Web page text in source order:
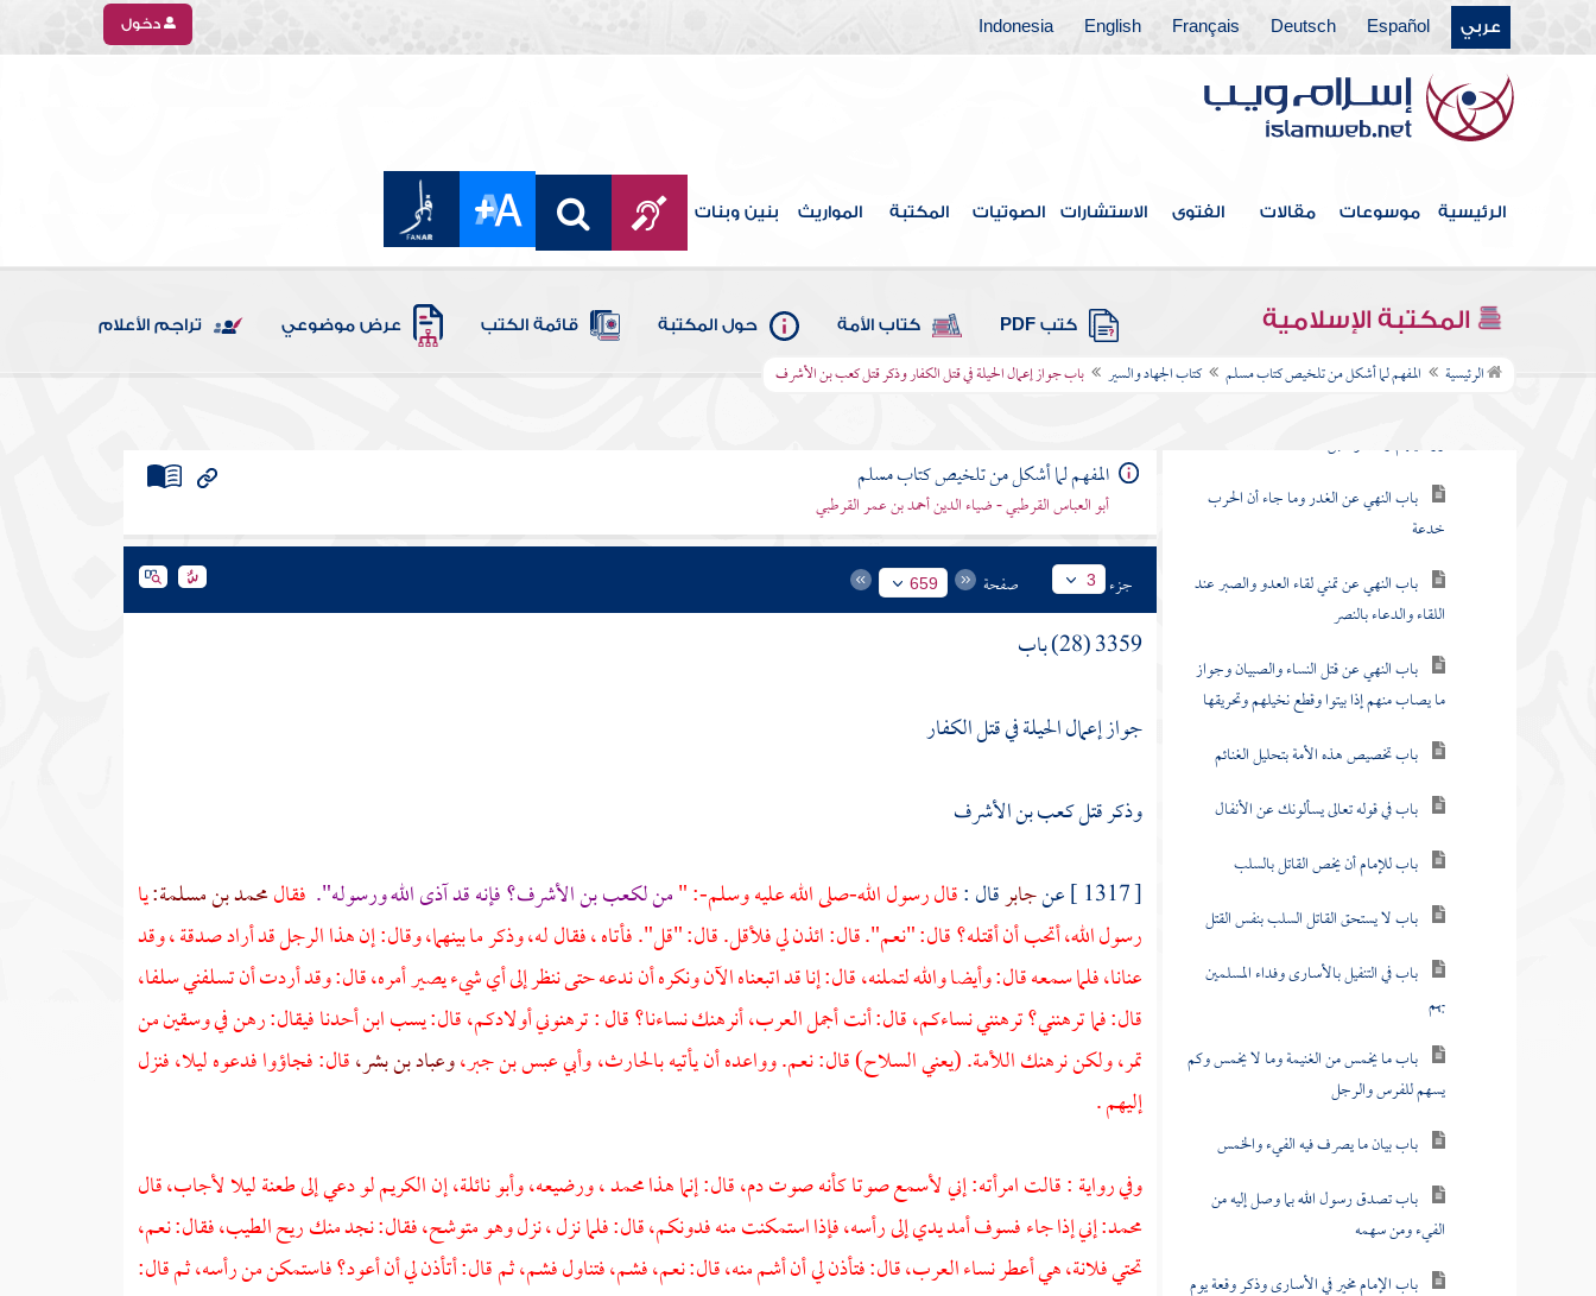
عربي Español
Deutsch
Français
English
Indonesia دخول
الرئيسية موسوعات مقالات الفتوى الاستشارات الصوتيات المكتبة المواريث بنين وبنات
المكتبة الإسلامية كتب PDF كتاب الأمة حول المكتبة قائمة الكتب عرض موضوعي تراجم الأعلام
الرئيسية المفهم لما أشكل من تلخيص كتاب مسلم كتاب الجهاد والسير باب جواز إعمال الحيلة في قتل الكفار وذكر قتل كعب بن الأشرف
أبواب كسوف الشمس والقمر
كتاب الجنائز
كتاب الزكاة
كتاب الصوم
أبواب الاعتكاف وليلة القدر
كتاب الحج
كتاب الجهاد والسير
ووصيتهم والدعوة قبل القتال
باب النهي عن الغدر وما جاء أن الحرب
خدعة
باب النهي عن تمني لقاء العدو والصبر عند
اللقاء والدعاء بالنصر
باب النهي عن قتل النساء والصبيان وجواز
ما يصاب منهم إذا بيتوا وقطع نخيلهم وتحريقها
باب تخصيص هذه الأمة بتحليل الغنائم
باب في قوله تعالى يسألونك عن الأنفال
باب للإمام أن يخص القاتل بالسلب
باب لا يستحق القاتل السلب بنفس القتل
باب في التنفيل بالأسارى وفداء المسلمين
بهم
باب ما يخمس من الغنيمة وما لا يخمس وكم
يسهم للفرس والرجل
باب بيان ما يصرف فيه الفيء والخمس
باب تصدق رسول الله بما وصل إليه من
الفيء ومن سهمه
باب الإمام مخير في الأسارى وذكر وقعة يوم
المفهم لما أشكل من تلخيص كتاب مسلم
أبو العباس القرطبي - ضياء الدين أحمد بن عمر القرطبي
جزء 3 صفحة 659
3359 (28) باب
جواز إعمال الحيلة في قتل الكفار
وذكر قتلكعب بن الأشرف
[ 1317 ] عن
جابرقال :قال رسول الله-صلى الله عليه وسلم-: "منلكعب بن الأشرف؟فإنه قد آذى الله ورسوله". فقالمحمد بن مسلمة:يا
رسول الله، أتحب أن أقتله؟ قال: "نعم". قال: ائذن لي فلأقل. قال: "قل". فأتاه ، فقال له، وذكر ما بينهما، وقال: إن هذا الرجل قد أراد صدقة ، وقد
عنانا، فلما سمعه قال: وأيضا والله لتملنه، قال: إنا قد اتبعناه الآن ونكره أن ندعه حتى ننظر إلى أي شيء يصير أمره، قال: وقد أردت أن تسلفني سلفا،
قال: فما ترهنني؟ ترهنني نساءكم، قال: أنت أجمل العرب، أنرهنك نساءنا؟ قال : ترهنوني أولادكم، قال: يسب ابن أحدنا فيقال: رهن في وسقين من
تمر، ولكن نرهنك اللأمة. (يعني السلاح) قال: نعم. وواعده أن يأتيهبالحارث،وأبي عبس بن جبر،وعباد بن بشر،قال: فجاؤوا فدعوه ليلا، فنزل
إليهم .
وفي رواية : قالت امرأته: إني لأسمع صوتا كأنه صوت دم، قال: إنما هذامحمد ،ورضيعه،وأبو نائلة،إن الكريم لو دعي إلى طعنة ليلا لأجاب، قال
محمد:إني إذا جاء فسوف أمد يدي إلى رأسه، فإذا استمكنت منه فدونكم، قال: فلما نزل ، نزل وهو متوشح، فقال: نجد منك ريح الطيب، فقال: نعم،
تحتي فلانة، هي أعطر نساء العرب، قال: فتأذن لي أن أشم منه، قال: نعم، فشم، فتناول فشم، ثم قال: أتأذن لي أن أعود؟ فاستمكن من رأسه، ثم قال: